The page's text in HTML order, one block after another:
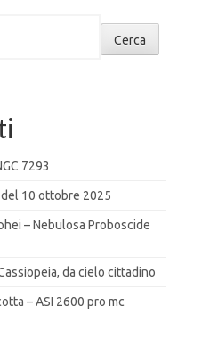
Cerca
7293
10 ottobre 2025
– Nebulosa Proboscide
da cielo cittadino
– ASI 2600 pro mc